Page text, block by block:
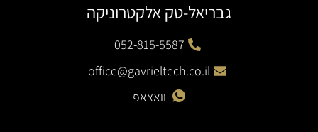
גבריאל-טק אלקטרוניקה
052-815-5587
office@gavrieltech.co.il
וואצאפ